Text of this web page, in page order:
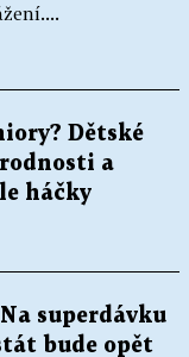
Dětské
a
háčky
superdávku
bude opět